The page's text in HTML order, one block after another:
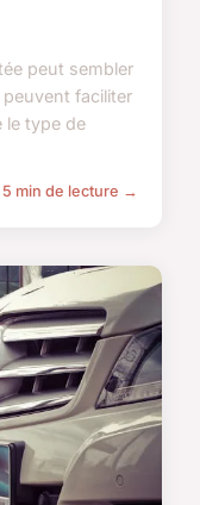
peut sembler
faciliter
le type de
5 min de lecture →